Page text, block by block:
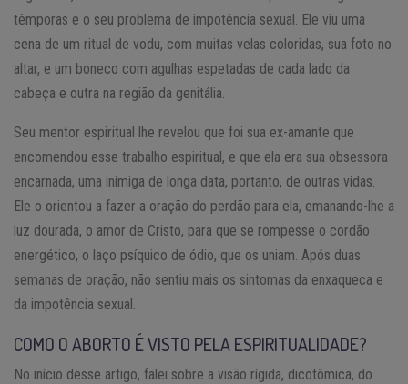
têmporas e o seu problema de impotência sexual. Ele viu uma
cena de um ritual de vodu, com muitas velas coloridas, sua foto no
altar, e um boneco com agulhas espetadas de cada lado da
cabeça e outra na região da genitália.
Seu mentor espiritual lhe revelou que foi sua ex-amante que
encomendou esse trabalho espiritual, e que ela era sua obsessora
encarnada, uma inimiga de longa data, portanto, de outras vidas.
Ele o orientou a fazer a oração do perdão para ela, emanando-lhe a
luz dourada, o amor de Cristo, para que se rompesse o cordão
energético, o laço psíquico de ódio, que os uniam. Após duas
semanas de oração, não sentiu mais os sintomas da enxaqueca e
da impotência sexual.
COMO O ABORTO É VISTO PELA ESPIRITUALIDADE?
No início desse artigo, falei sobre a visão rígida, dicotômica, do